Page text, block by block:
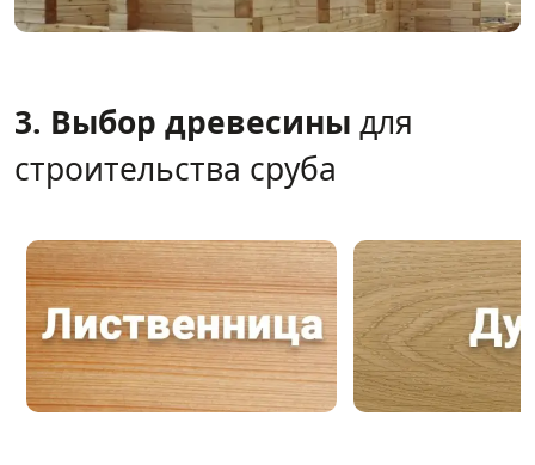
3. Выбор древесины для
строительства сруба